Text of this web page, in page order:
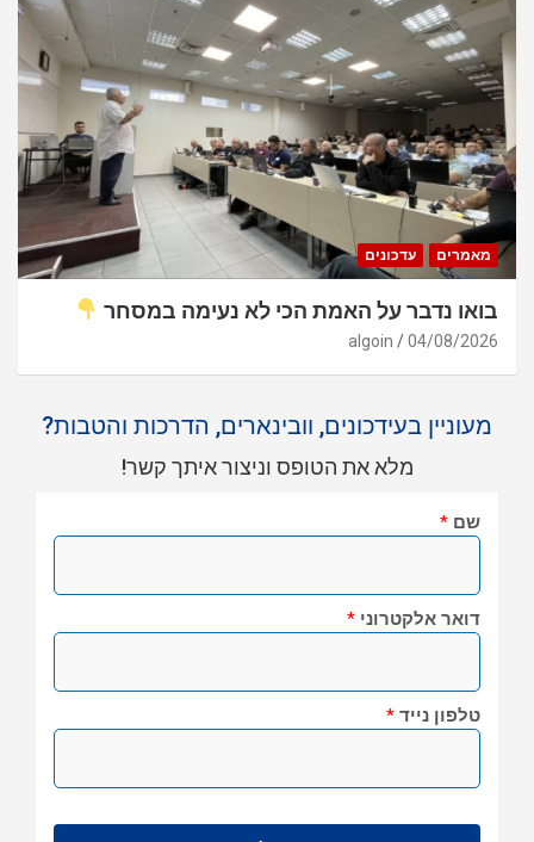
מאמרים עדכונים
בואו נדבר על האמת הכי לא נעימה במסחר
04/08/2026
algoin
מעוניין בעידכונים, וובינארים, הדרכות והטבות?
מלא את הטופס וניצור איתך קשר!
שם *
דואר אלקטרוני *
טלפון נייד *